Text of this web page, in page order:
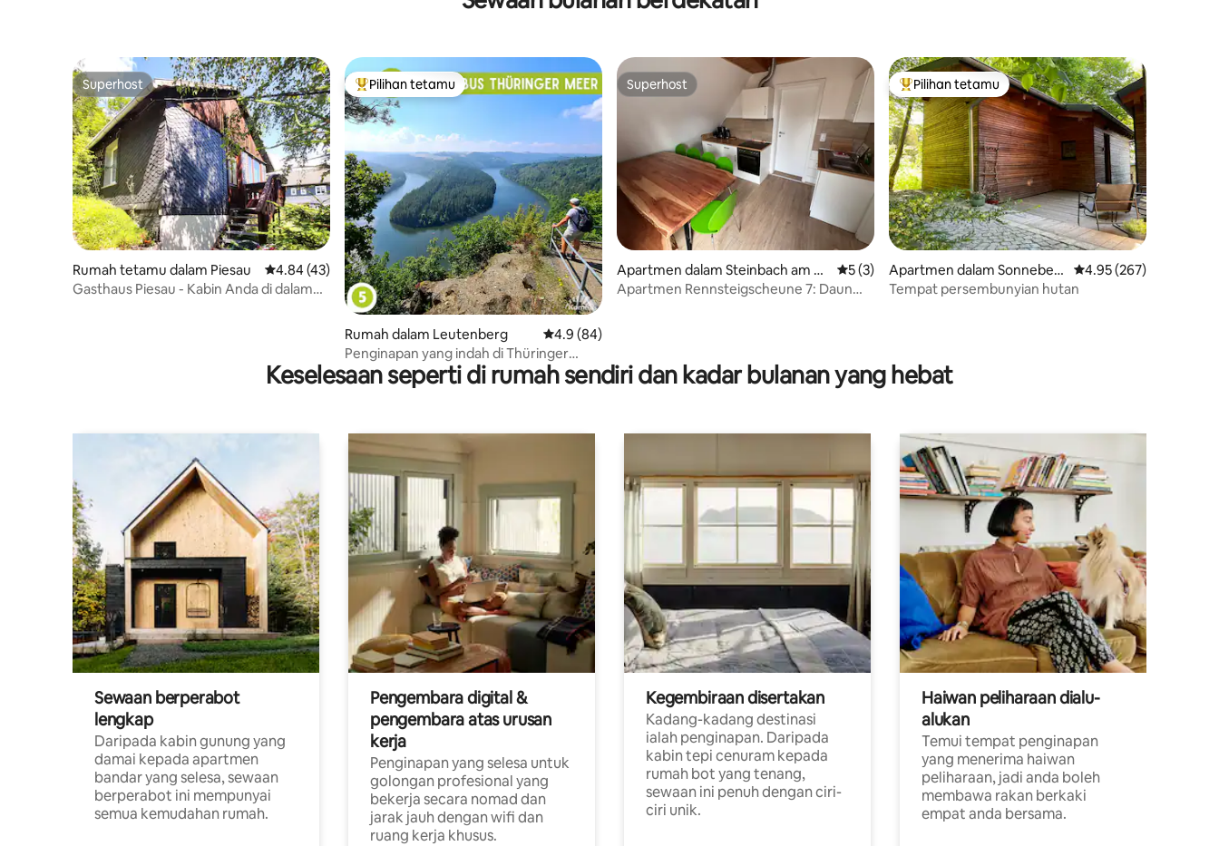
Superhost
Superhost
Rumah tetamu dalam Piesau Penarafan purata 4.84 daripada 5, 43 ulasan
4.84 (43)
Gasthaus Piesau - Kabin Anda di dalam
Pilihan utama tetamu
Pilihan tetamu
Rumah dalam Leutenberg Penarafan purata 4.9 daripada 5, 84 ulasan
4.9 (84)
Penginapan yang indah di Thüringer
Schiefergebirge
Superhost
Superhost
Apartmen dalam Steinbach am W
ald
Penarafan purata 5 daripada 5, 3 ulasan
5 (3)
Apartmen Rennsteigscheune 7: Daun
Pilihan utama tetamu
Pilihan tetamu
Apartmen dalam Sonneber
g
Penarafan purata 4.95
4.95 (267)
Tempat persembunyian hutan
Keselesaan seperti di rumah sendiri dan kadar bulanan yang hebat
Sewaan berperabot
lengkap
Daripada kabin gunung yang
damai kepada apartmen
bandar yang selesa, sewaan
berperabot ini mempunyai
semua kemudahan rumah.
Pengembara digital &
pengembara atas urusan
kerja
Penginapan yang selesa untuk
golongan profesional yang
bekerja secara nomad dan
jarak jauh dengan wifi dan
ruang kerja khusus.
Kegembiraan disertakan
Kadang-kadang destinasi
ialah penginapan. Daripada
kabin tepi cenuram kepada
rumah bot yang tenang,
sewaan ini penuh dengan ciri-
ciri unik.
Haiwan peliharaan dialu-
alukan
Temui tempat penginapan
yang menerima haiwan
peliharaan, jadi anda boleh
membawa rakan berkaki
empat anda bersama.